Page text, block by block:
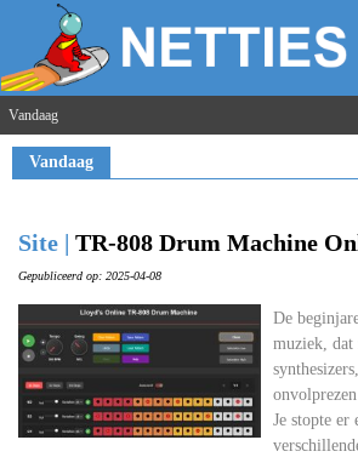
Vandaag
Vandaag
Site | TR-808 Drum Machine
Gepubliceerd op: 2025-04-08
De
muziek,
Je stopte er